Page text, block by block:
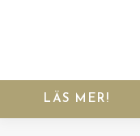
LÄS MER!